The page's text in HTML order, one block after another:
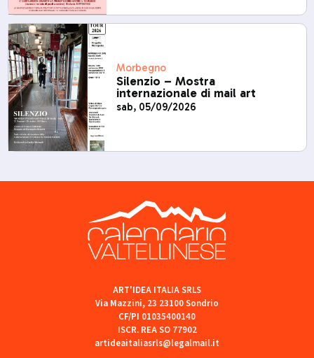
Morbegno
Silenzio – Mostra
internazionale di mail art
sab, 05/09/2026
ART'IDEA ITALIA SRLS
Via Mazzini, 23 23100 Sondrio
CF/PI 01035400140
ISCR. REA SO 77902
artideaitaliasrls@legalmail.it